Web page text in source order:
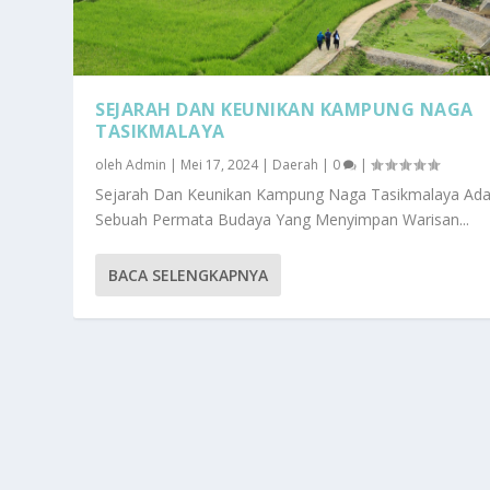
SEJARAH DAN KEUNIKAN KAMPUNG NAGA
TASIKMALAYA
olehAdmin | Mei 17, 2024| Daerah | 0 |
Sejarah Dan Keunikan Kampung Naga Tasikmalaya
Sebuah Permata Budaya Yang Menyimpan Warisan...
BACA SELENGKAPNYA